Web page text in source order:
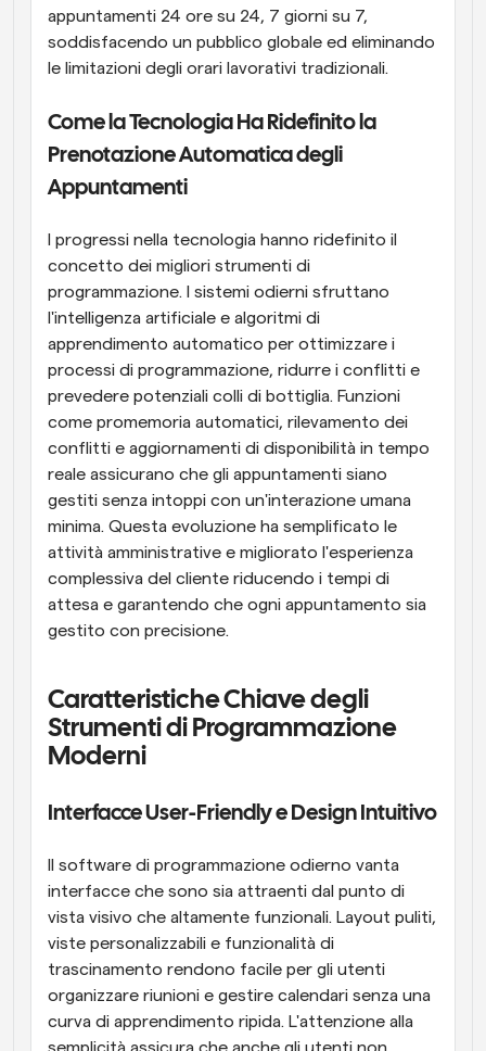
appuntamenti 24 ore su 24, 7 giorni su 7,
soddisfacendo un pubblico globale ed eliminando
le limitazioni degli orari lavorativi tradizionali.
Come la Tecnologia Ha Ridefinito la
Prenotazione Automatica degli
Appuntamenti
I progressi nella tecnologia hanno ridefinito il
concetto dei migliori strumenti di
programmazione. I sistemi odierni sfruttano
l'intelligenza artificiale e algoritmi di
apprendimento automatico per ottimizzare i
processi di programmazione, ridurre i conflitti e
prevedere potenziali colli di bottiglia. Funzioni
come promemoria automatici, rilevamento dei
conflitti e aggiornamenti di disponibilità in tempo
reale assicurano che gli appuntamenti siano
gestiti senza intoppi con un'interazione umana
minima. Questa evoluzione ha semplificato le
attività amministrative e migliorato l'esperienza
complessiva del cliente riducendo i tempi di
attesa e garantendo che ogni appuntamento sia
gestito con precisione.
Caratteristiche Chiave degli
Strumenti di Programmazione
Moderni
Interfacce User-Friendly e Design Intuitivo
Il software di programmazione odierno vanta
interfacce che sono sia attraenti dal punto di
vista visivo che altamente funzionali. Layout puliti,
viste personalizzabili e funzionalità di
trascinamento rendono facile per gli utenti
organizzare riunioni e gestire calendari senza una
curva di apprendimento ripida. L'attenzione alla